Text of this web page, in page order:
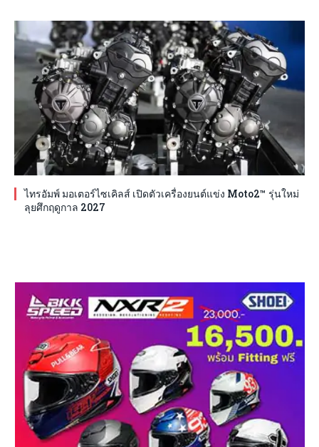
ไทรอัมพ์ มอเตอร์ไซเคิลส์ เปิดตัวเครื่องยนต์แข่ง Moto2™ รุ่นใหม่
ลุยศึกฤดูกาล 2027